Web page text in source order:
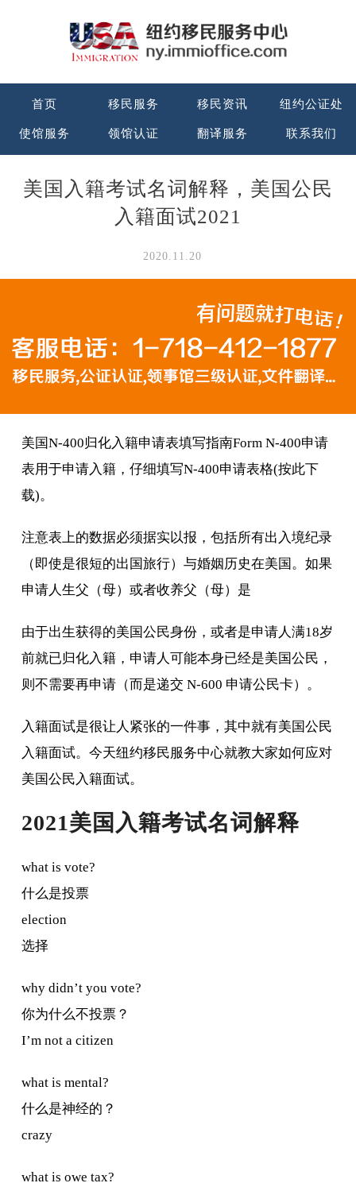
首页 移民服务 移民资讯 纽约公证处
使馆服务 领馆认证 翻译服务 联系我们
美国入籍考试名词解释，美国公民
入籍面试2021
2020.11.20
美国N-400归化入籍申请表填写指南Form N-400申请
表用于申请入籍，仔细填写N-400申请表格(按此下
载)。
注意表上的数据必须据实以报，包括所有出入境纪录
（即使是很短的出国旅行）与婚姻历史在美国。如果
申请人生父（母）或者收养父（母）是
由于出生获得的美国公民身份，或者是申请人满18岁
前就已归化入籍，申请人可能本身已经是美国公民，
则不需要再申请（而是递交 N-600 申请公民卡）。
入籍面试是很让人紧张的一件事，其中就有美国公民
入籍面试。今天纽约移民服务中心就教大家如何应对
美国公民入籍面试。
2021美国入籍考试名词解释
what is vote?
什么是投票
election
选择
why didn’t you vote?
你为什么不投票？
I’m not a citizen
what is mental?
什么是神经的？
crazy
what is owe tax?